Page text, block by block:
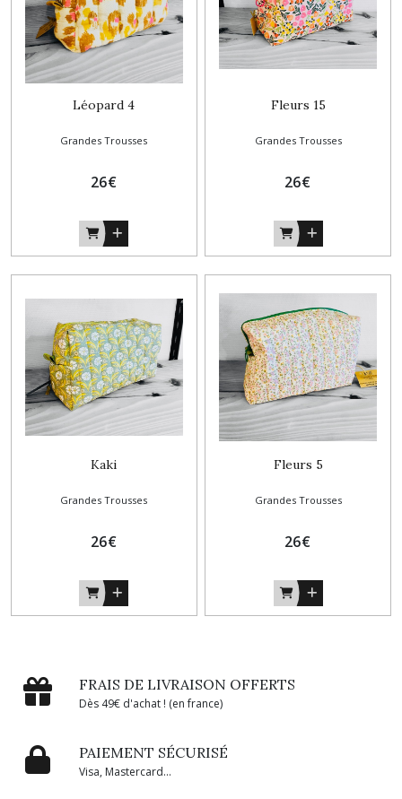
Léopard 4
Grandes Trousses
26€
Fleurs 15
Grandes Trousses
26€
Kaki
Grandes Trousses
26€
Fleurs 5
Grandes Trousses
26€
FRAIS DE LIVRAISON OFFERTS
Dès 49€ d'achat ! (en france)
PAIEMENT SÉCURISÉ
Visa, Mastercard...